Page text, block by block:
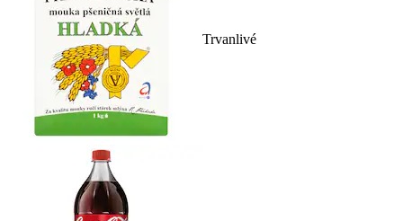
Trvanlivé